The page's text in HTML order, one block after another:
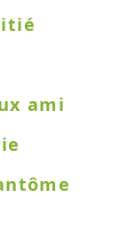
ami